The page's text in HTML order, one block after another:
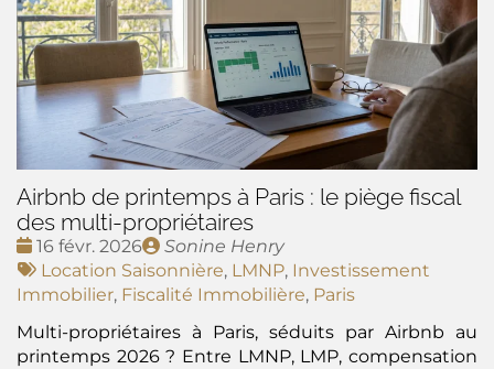
Airbnb de printemps à Paris : le piège fiscal
des multi-propriétaires
Date
:
16 févr. 2026
Publié
par
Sonine Henry
Tags
:
Location Saisonnière, LMNP, Investissement
Immobilier, Fiscalité Immobilière, Paris
Multi-propriétaires à Paris, séduits par Airbnb au
printemps 2026 ? Entre LMNP, LMP, compensation